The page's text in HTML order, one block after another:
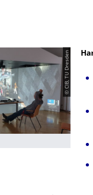
© CIB, TU Dresden